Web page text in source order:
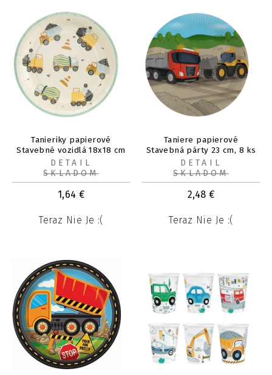
Tanieriky papierové
Stavebné vozidlá 18x18 cm
6 ks
1,64 €
Teraz Nie Je :(
DETAIL
SKLADOM
Taniere papierové
Stavebná párty 23 cm, 8 ks
2,48 €
Teraz Nie Je :(
DETAIL
SKLADOM